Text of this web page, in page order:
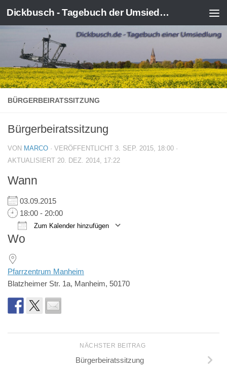
Zum Inhalt springen Dickbusch - Tagebuch der Umsiedlung von Kerpen-Manheim
BÜRGERBEIRATSSITZUNG
Bürgerbeiratssitzung
VON MARCO · VERÖFFENTLICHT 3. SEP. 2015, 18:00 ·
AKTUALISIERT 20. DEZ. 2014, 17:22
Wann
03.09.2015
18:00 - 20:00
Zum Kalender hinzufügen
Wo
Pfarrzentrum Manheim
Blatzheimer Str. 1a, Manheim, 50170
NÄCHSTER BEITRAG
Bürgerbeiratssitzung